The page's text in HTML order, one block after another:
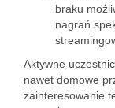
braku
nagrań
Aktywne
nawet domowe
zainteresowanie